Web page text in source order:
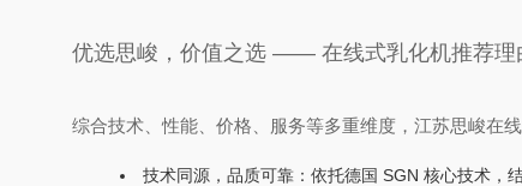
优选思峻，价值之选 —— 在线式乳化机推荐理
综合技术、性能、价格、服务等多重维度，江苏思峻在
技术同源，品质可靠：依托德国 SGN 核心技术，